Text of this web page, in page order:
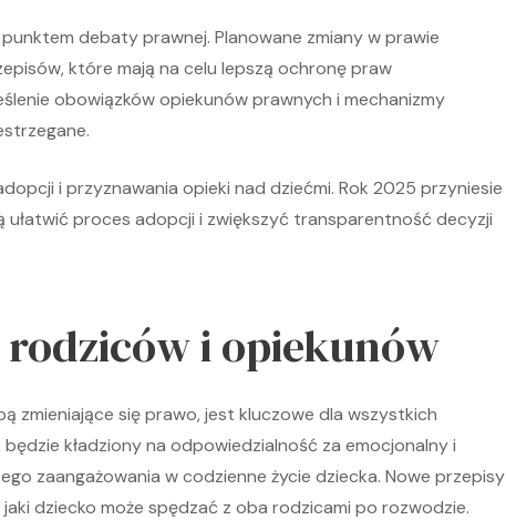
debaty prawnej. Planowane zmiany w prawie
które mają na celu lepszą ochronę praw
obowiązków opiekunów prawnych i mechanizmy
i przyznawania opieki nad dziećmi. Rok 2025 przyniesie
proces adopcji i zwiększyć transparentność decyzji
i opiekunów
zmieniające się prawo, jest kluczowe dla wszystkich
kładziony na odpowiedzialność za emocjonalny i
zaangażowania w codzienne życie dziecka. Nowe przepisy
dziecko może spędzać z oba rodzicami po rozwodzie.